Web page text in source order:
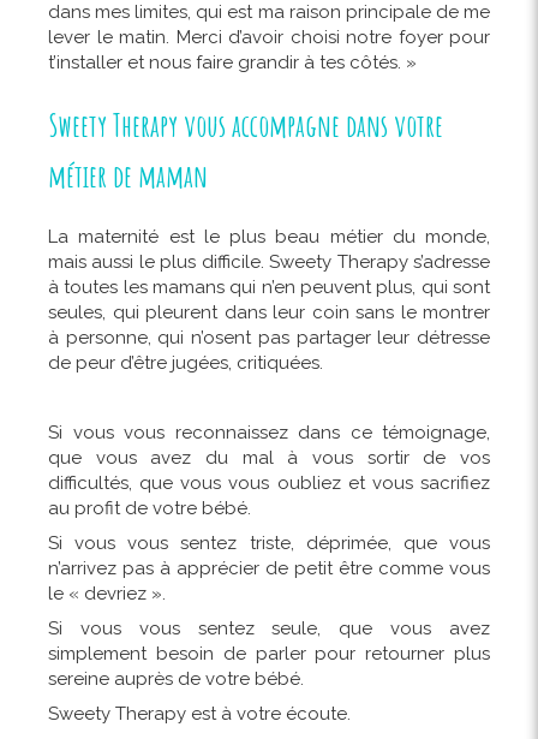
dans mes limites, qui est ma raison principale de me
lever le matin. Merci d’avoir choisi notre foyer pour
t’installer et nous faire grandir à tes côtés. »
Sweety Therapy vous accompagne dans votre
métier de maman
La maternité est le plus beau métier du monde,
mais aussi le plus difficile. Sweety Therapy s’adresse
à toutes les mamans qui n’en peuvent plus, qui sont
seules, qui pleurent dans leur coin sans le montrer
à personne, qui n’osent pas partager leur détresse
de peur d’être jugées, critiquées.
Si vous vous reconnaissez dans ce témoignage,
que vous avez du mal à vous sortir de vos
difficultés, que vous vous oubliez et vous sacrifiez
au profit de votre bébé.
Si vous vous sentez triste, déprimée, que vous
n’arrivez pas à apprécier de petit être comme vous
le « devriez ».
Si vous vous sentez seule, que vous avez
simplement besoin de parler pour retourner plus
sereine auprès de votre bébé.
Sweety Therapy est à votre écoute.